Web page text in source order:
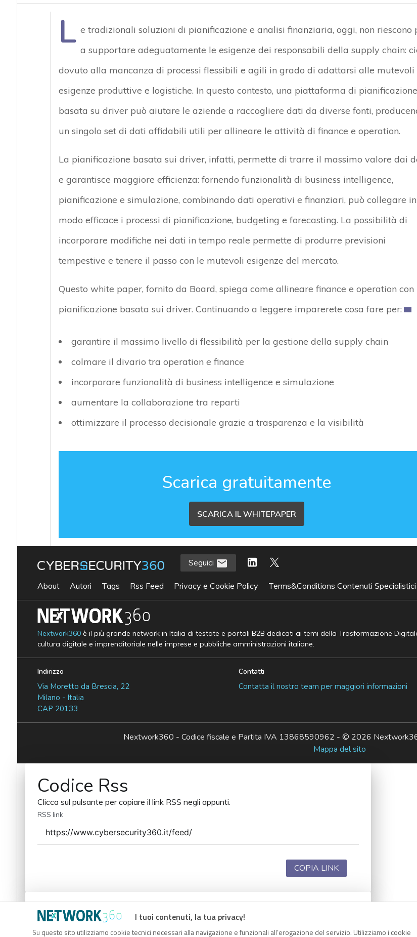
L e tradizionali soluzioni di pianificazione e analisi finanziaria, oggi, non riescono
a supportare adeguatamente le esigenze dei responsabili della supply chain:
dovuto alla mancanza di processi flessibili e agili in grado di adattarsi alle mutevoli
esigenze produttive e logistiche. In questo contesto, una piattaforma di pianificazione
basata su driver può aiutare le aziende a raccogliere dati da diverse fonti,
un singolo set di dati affidabili utili per allineare le attività di finance e operation.
La pianificazione basata sui driver, infatti, permette di trarre il massimo valore dai
e garantisce maggiore efficienza: fornendo funzionalità di business intelligence,
pianificazione e simulazione, combinando dati operativi e finanziari, può collegare in
modo efficace i processi di pianificazione, budgeting e forecasting. La possibilità di
incorporare modifiche nei dati in tempo reale permette di produrre previsioni
tempestive e tenere il passo con le mutevoli esigenze del mercato.
Questo white paper, fornito da Board, spiega come allineare finance e operation con
pianificazione basata sui driver. Continuando a leggere imparerete cosa fare per:
garantire il massimo livello di flessibilità per la gestione della supply chain
colmare il divario tra operation e finance
incorporare funzionalità di business intelligence e simulazione
aumentare la collaborazione tra reparti
ottimizzare il processo decisionale grazie a trasparenza e la visibilità
Scarica gratuitamente
SCARICA IL WHITEPAPER
I tuoi contenuti, la tua privacy!
Su questo sito utilizziamo cookie tecnici necessari alla navigazione e funzionali all’erogazione del servizio. Utilizziamo i cookie
Seguici
About Autori Tags Rss Feed Privacy e Cookie Policy Terms&Conditions Contenuti Specialistici
Nextwork360è il più grande network in Italia di testate e portali B2B dedicati ai temi della Trasformazione
cultura digitale e imprenditoriale nelle imprese e pubbliche amministrazioni italiane.
Indirizzo
Via Moretto da Brescia, 22
Milano - Italia
CAP 20133
Contatti
Contatta il nostro team per maggiori informazioni
Nextwork360 - Codice fiscale e Partita IVA 13868590962 - © 2026
Mappa del sito
Codice Rss
Clicca sul pulsante per copiare il link RSS negli appunti.
RSS link
COPIA LINK
Codice Rss
Clicca sul pulsante per copiare il link RSS negli appunti.